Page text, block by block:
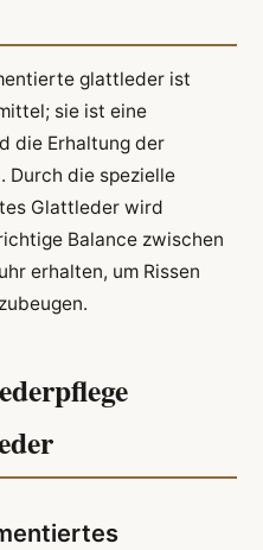
glattleder ist
sie ist eine
die Erhaltung der
Durch die spezielle
Glattleder wird
Balance zwischen
erhalten, um Rissen